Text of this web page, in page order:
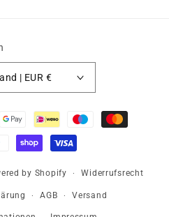
Deutschland | EUR €
by Shopify Widerrufsrecht
AGB Versand